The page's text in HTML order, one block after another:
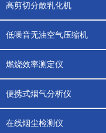
高剪切分散乳化机
低噪音无油空气压缩机
燃烧效率测定仪
便携式烟气分析仪
在线烟尘检测仪